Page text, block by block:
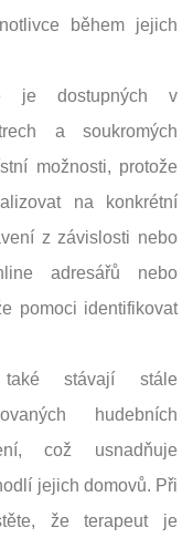
během jejich
je dostupných v
a soukromých
možnosti, protože
na konkrétní
z závislosti nebo
adresářů nebo
pomoci identifikovat
stávají stále
hudebních
což usnadňuje
jejich domovů. Při
že terapeut je